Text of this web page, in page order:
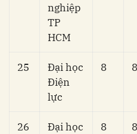
nghiệp
TP
HCM
25
Đại học
Điện
lực
8
26
Đại học
8